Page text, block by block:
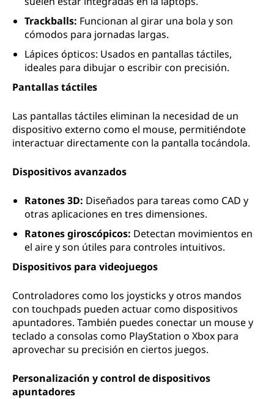
Trackballs: Funcionan al girar una bola y son
cómodos para jornadas largas.
Lápices ópticos: Usados en pantallas táctiles,
ideales para dibujar o escribir con precisión.
Pantallas táctiles
Las pantallas táctiles eliminan la necesidad de un
dispositivo externo como el mouse, permitiéndote
interactuar directamente con la pantalla tocándola.
Dispositivos avanzados
Ratones 3D: Diseñados para tareas como CAD y
otras aplicaciones en tres dimensiones.
Ratones giroscópicos: Detectan movimientos en
el aire y son útiles para controles intuitivos.
Dispositivos para videojuegos
Controladores como los joysticks y otros mandos
con touchpads pueden actuar como dispositivos
apuntadores. También puedes conectar un mouse y
teclado a consolas como PlayStation o Xbox para
aprovechar su precisión en ciertos juegos.
Personalización y control de dispositivos
apuntadores